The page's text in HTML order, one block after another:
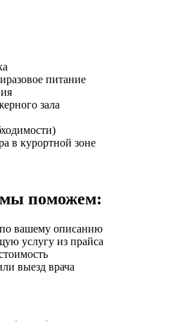
питание
зала
в курортной зоне
поможем:
вашему описанию
услугу из прайса
выезд врача